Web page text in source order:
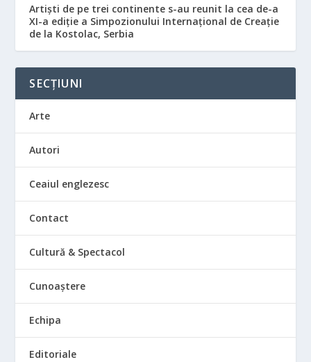
Artiști de pe trei continente s-au reunit la cea de-a
XI-a ediție a Simpozionului Internațional de Creație
de la Kostolac, Serbia
SECȚIUNI
Arte
Autori
Ceaiul englezesc
Contact
Cultură & Spectacol
Cunoaștere
Echipa
Editoriale